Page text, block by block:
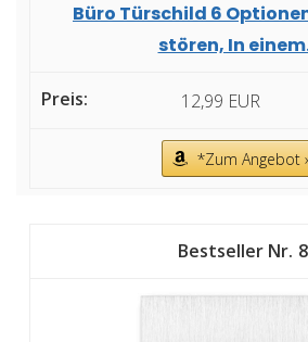
Büro Türschild 6
stören, In
12,99 EUR
*Zum Angebot
8